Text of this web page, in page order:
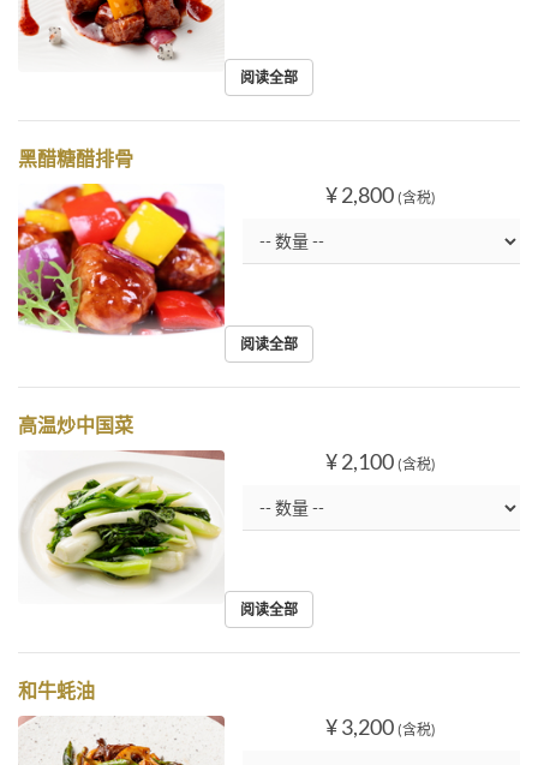
阅读全部
黑醋糖醋排骨
¥ 2,800 (含税)
阅读全部
高温炒中国菜
¥ 2,100 (含税)
阅读全部
和牛蚝油
¥ 3,200 (含税)